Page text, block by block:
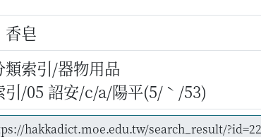
香皂
類索引/器物用品
引/05 詔安/c/a/陽平(5/ˋ/53)